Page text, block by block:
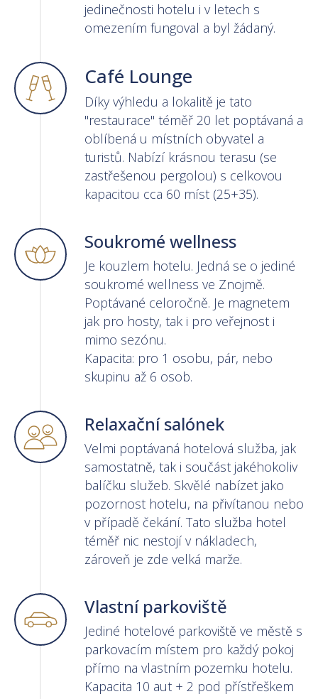
jedinečnosti hotelu i v letech s
omezením fungoval a byl žádaný.
Café Lounge
Díky výhledu a lokalitě je tato
"restaurace" téměř 20 let poptávaná a
oblíbená u místních obyvatel a
turistů. Nabízí krásnou terasu (se
zastřešenou pergolou) s celkovou
kapacitou cca 60 míst (25+35).
Soukromé wellness
Je kouzlem hotelu. Jedná se o jediné
soukromé wellness ve Znojmě.
Poptávané celoročně. Je magnetem
jak pro hosty, tak i pro veřejnost i
mimo sezónu.
Kapacita: pro 1 osobu, pár, nebo
skupinu až 6 osob.
Relaxační salónek
Velmi poptávaná hotelová služba, jak
samostatně, tak i součást jakéhokoliv
balíčku služeb. Skvělé nabízet jako
pozornost hotelu, na přivítanou nebo
v případě čekání. Tato služba hotel
téměř nic nestojí v nákladech,
zároveň je zde velká marže.
Vlastní parkoviště
Jediné hotelové parkoviště ve městě s
parkovacím místem pro každý pokoj
přímo na vlastním pozemku hotelu.
Kapacita 10 aut + 2 pod přístřeškem